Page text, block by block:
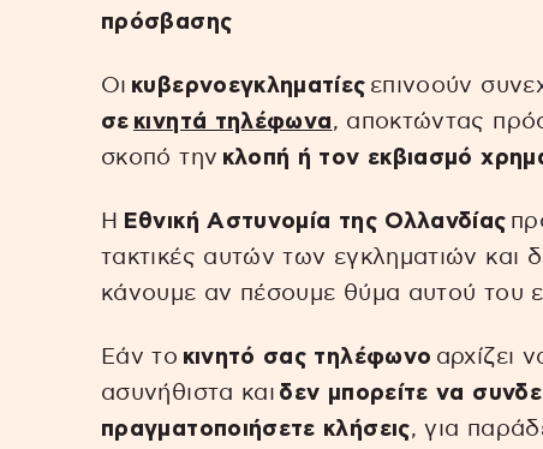
πρόσβασης
Οι κυβερνοεγκληματίες επινοούν
σε κινητά τηλέφωνα, αποκτώντας
σκοπό την κλοπή ή τον εκβιασμό
Η Εθνική Αστυνομία της Ολλανδίας
τακτικές αυτών των εγκληματιών και
κάνουμε αν πέσουμε θύμα αυτού του
Εάν το κινητό σας τηλέφωνο αρχίζει
ασυνήθιστα και δεν μπορείτε να
πραγματοποιήσετε κλήσεις, για